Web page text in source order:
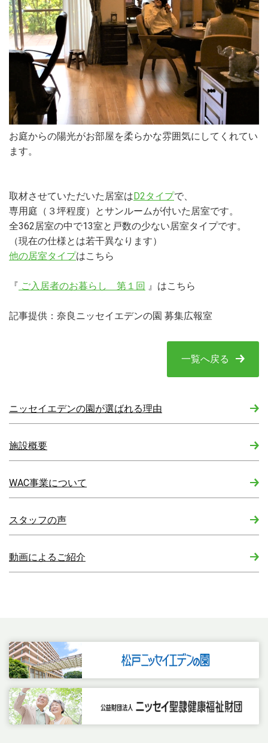
お庭からの陽光がお部屋を柔らかな雰囲気にしてくれてい
ます。
取材させていただいた居室はD2タイプで、
専用庭（３坪程度）とサンルームが付いた居室です。
全362居室の中で13室と戸数の少ない居室タイプです。
（現在の仕様とは若干異なります）
他の居室タイプはこちら
『 ご入居者のお暮らし 第１回 』はこちら
記事提供：奈良ニッセイエデンの園 募集広報室
一覧へ戻る
ニッセイエデンの園が選ばれる理由
施設概要
WAC事業について
スタッフの声
動画によるご紹介